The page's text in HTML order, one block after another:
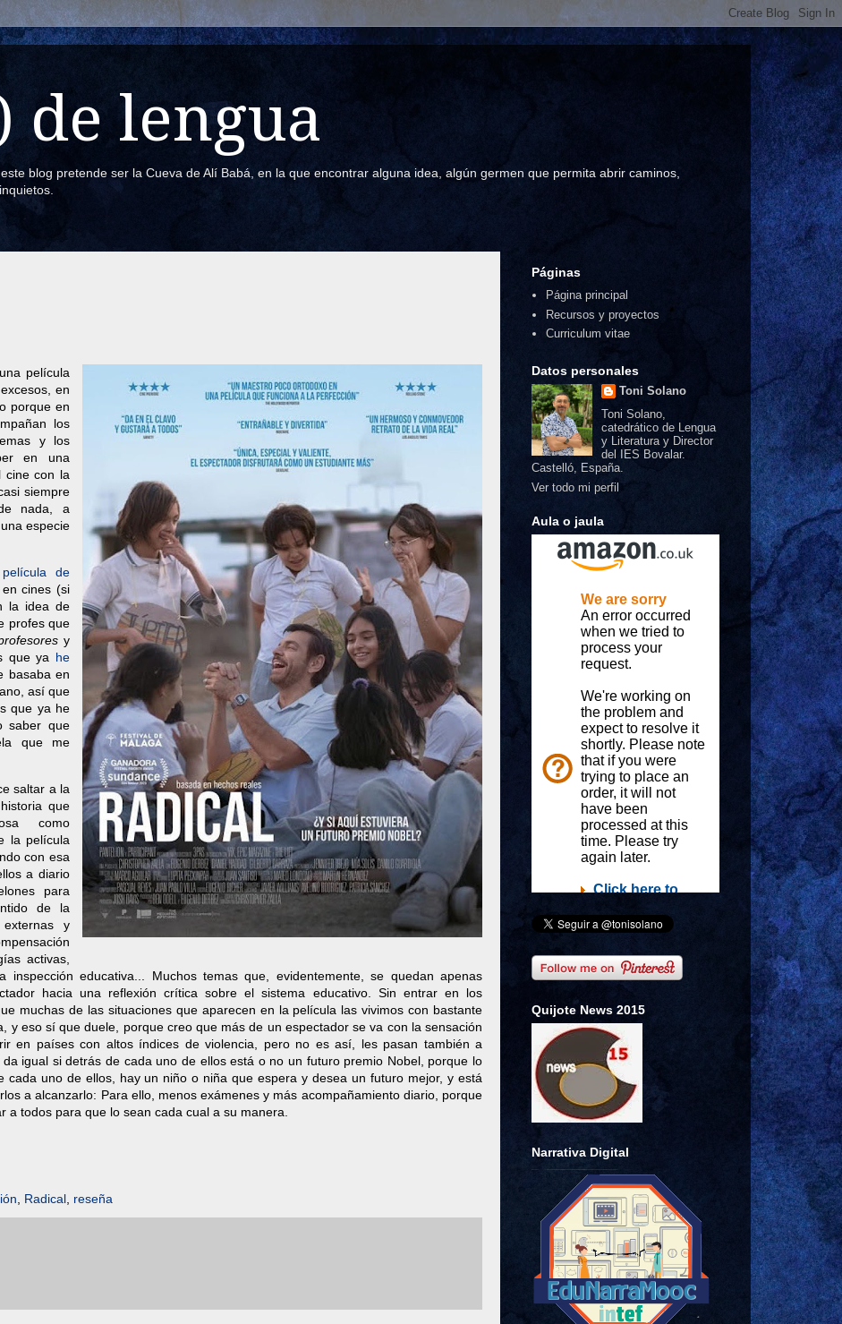
de lengua
blog pretende ser la Cueva de Alí Babá, en la que encontrar alguna idea, algún germen que permita abrir caminos,
película
en
porque en
los
y los
en una
cine con la
siempre
nada, a
especie
película de
cines (si
la idea de
profes que
y
que ya he
basaba en
así que
que ya he
saber que
que me
saltar a la
que
como
la película
con esa
a diario
para
de la
y
activas,
educativa... Muchos temas que, evidentemente, se quedan apenas
hacia una reflexión crítica sobre el sistema educativo. Sin entrar en los
muchas de las situaciones que aparecen en la película las vivimos con bastante
y eso sí que duele, porque creo que más de un espectador se va con la sensación
en países con altos índices de violencia, pero no es así, les pasan también a
igual si detrás de cada uno de ellos está o no un futuro premio Nobel, porque lo
uno de ellos, hay un niño o niña que espera y desea un futuro mejor, y está
a alcanzarlo: Para ello, menos exámenes y más acompañamiento diario, porque
a todos para que lo sean cada cual a su manera.
Radical reseña
Páginas
Página principal
Recursos y proyectos
Curriculum vitae
Datos personales
Toni Solano
Toni Solano,
catedrático de Lengua
y Literatura y Director
del IES Bovalar.
Castelló, España.
Ver todo mi perfil
Aula o jaula
Quijote News 2015
Narrativa Digital